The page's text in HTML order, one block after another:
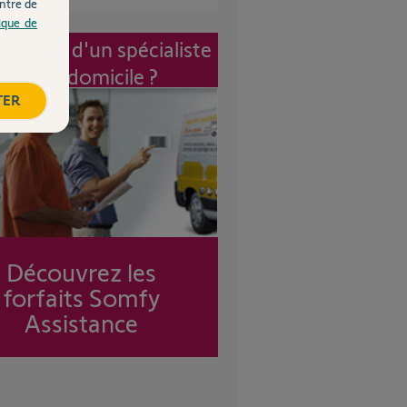
d'un spécialiste
à mon domicile ?
Découvrez les
forfaits Somfy
Assistance
de
de